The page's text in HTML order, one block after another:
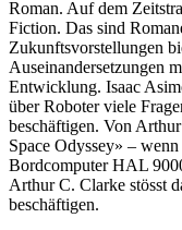
Roman. Auf dem
Fiction. Das sind
Zukunftsvorstellungen
Auseinandersetzungen
Entwicklung. Isaac
über Roboter viele
beschäftigen. Von
Space Odyssey» –
Bordcomputer HAL
Arthur C. Clarke stösst
beschäftigen.